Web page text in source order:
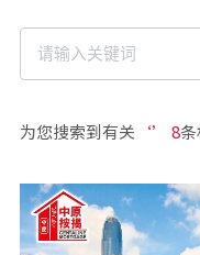
人才房贷・开户优惠
私人贷款
为您搜索到有关 ‘’ 8